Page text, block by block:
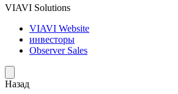
VIAVI Solutions
VIAVI Website
инвесторы
Observer Sales
Назад